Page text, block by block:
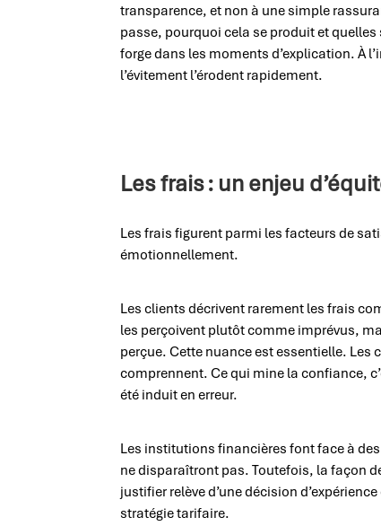
transparence, et non à une simple
passe, pourquoi cela se produit et
forge dans les moments d’explication. À
l’évitement l’érodent rapidement.
Les frais : un enjeu
Les frais figurent parmi les facteurs de
émotionnellement.
Les clients décrivent rarement les frais
les perçoivent plutôt comme imprévus,
perçue. Cette nuance est essentielle. Les
comprennent. Ce qui mine la confiance,
été induit en erreur.
Les institutions financières font face à
ne disparaîtront pas. Toutefois, la façon
justifier relève d’une décision
stratégie tarifaire.